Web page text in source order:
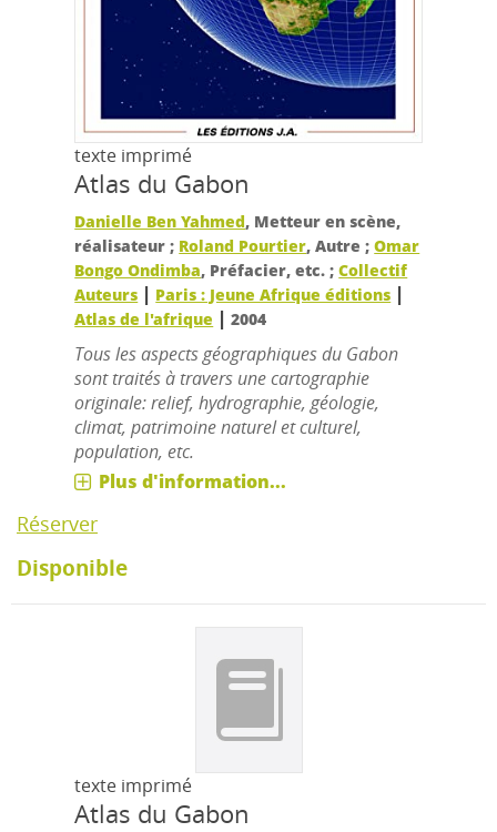
texte imprimé
Atlas du Gabon
Danielle Ben Yahmed, Metteur en scène,
réalisateur ; Roland Pourtier, Autre ;Omar
Bongo Ondimba, Préfacier, etc. ;Collectif
Auteurs | Paris : Jeune Afrique éditions |
Atlas de l'afrique |2004
Tous les aspects géographiques du Gabon
sont traités à travers une cartographie
originale: relief, hydrographie, géologie,
climat, patrimoine naturel et culturel,
population, etc.
Plus d'information...
Réserver
Disponible
texte imprimé
Atlas du Gabon